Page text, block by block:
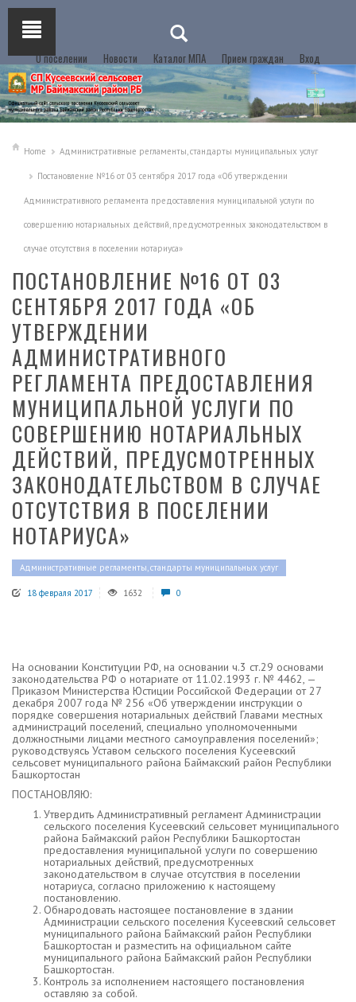
О поселении Новости Каталог МПА Прием граждан Вход
Home Административные регламенты, стандарты муниципальных услуг
Постановление №16 от 03 сентября 2017 года «Об утверждении
Административного регламента предоставления муниципальной услуги по
совершению нотариальных действий, предусмотренных законодательством в
случае отсутствия в поселении нотариуса»
ПОСТАНОВЛЕНИЕ №16 ОТ 03
СЕНТЯБРЯ 2017 ГОДА «ОБ
УТВЕРЖДЕНИИ
АДМИНИСТРАТИВНОГО
РЕГЛАМЕНТА ПРЕДОСТАВЛЕНИЯ
МУНИЦИПАЛЬНОЙ УСЛУГИ ПО
СОВЕРШЕНИЮ НОТАРИАЛЬНЫХ
ДЕЙСТВИЙ, ПРЕДУСМОТРЕННЫХ
ЗАКОНОДАТЕЛЬСТВОМ В СЛУЧАЕ
ОТСУТСТВИЯ В ПОСЕЛЕНИИ
НОТАРИУСА»
Административные регламенты, стандарты муниципальных услуг
18 февраля 2017 1632 0
На основании Конституции РФ, на основании ч.3 ст.29 основами
законодательства РФ о нотариате от 11.02.1993 г. № 4462, —
Приказом Министерства Юстиции Российской Федерации от 27
декабря 2007 года № 256 «Об утверждении инструкции о
порядке совершения нотариальных действий Главами местных
администраций поселений, специально уполномоченными
должностными лицами местного самоуправления поселений»;
руководствуясь Уставом сельского поселения Кусеевский
сельсовет муниципального района Баймакский район Республики
Башкортостан
ПОСТАНОВЛЯЮ:
Утвердить Административный регламент Администрации
сельского поселения Кусеевский сельсовет муниципального
района Баймакский район Республики Башкортостан
предоставления муниципальной услуги по совершению
нотариальных действий, предусмотренных
законодательством в случае отсутствия в поселении
нотариуса, согласно приложению к настоящему
постановлению.
Обнародовать настоящее постановление в здании
Администрации сельского поселения Кусеевский сельсовет
муниципального района Баймакский район Республики
Башкортостан и разместить на официальном сайте
муниципального района Баймакский район Республики
Башкортостан.
Контроль за исполнением настоящего постановления
оставляю за собой.